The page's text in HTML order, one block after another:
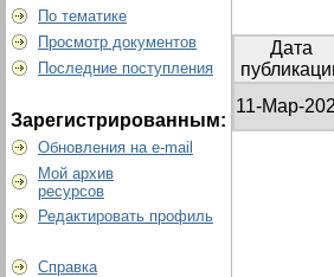
По тематике
Просмотр документов
Последние поступления
Зарегистрированным:
Обновления на e-mail
Мой архив
ресурсов
Редактировать профиль
Справка
Дата
11-Мар-